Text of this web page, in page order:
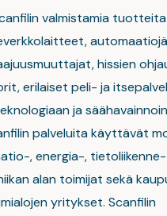
valmistamia
hissien
erilaiset peli- ja
ja
palveluita käyttävät
, energia-,
alan toimijat sekä
yritykset. Scanfilin